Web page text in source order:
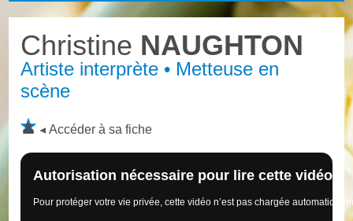
Christine NAUGHTON
Artiste interprète • Metteuse en
scène
Accéder à sa fiche
Autorisation nécessaire pour lire cette vidéo
Pour protéger votre vie privée, cette vidéo n’est pas chargée